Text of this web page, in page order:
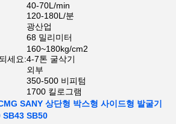
40-70L/min
120-180L/분
광산업
68 밀리미터
160~180kg/cm2
세요:4-7톤 굴삭기
외부
350-500 비피텀
1700 킬로그램
SANY 상단형 박스형 사이드형 발굴기
SB43 SB50